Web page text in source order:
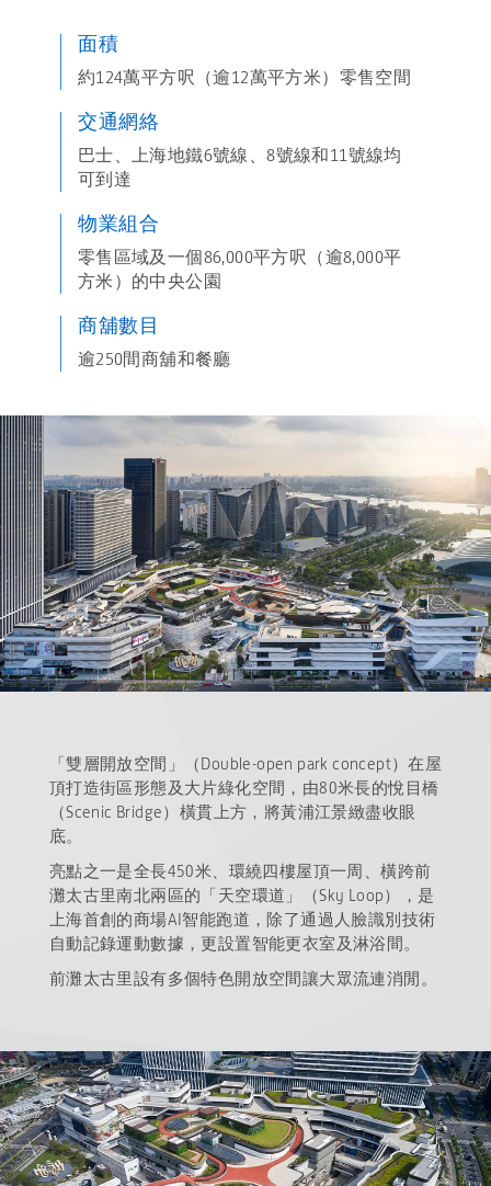
面積
約124萬平方呎（逾12萬平方米）零售空間
交通網絡
巴士、上海地鐵6號線、8號線和11號線均
可到達
物業組合
零售區域及一個86,000平方呎（逾8,000平
方米）的中央公園
商舖數目
逾250間商舖和餐廳
「雙層開放空間」（Double-open park concept）在屋
頂打造街區形態及大片綠化空間，由80米長的悅目橋
（Scenic Bridge）橫貫上方，將黃浦江景緻盡收眼
底。
亮點之一是全長450米、環繞四樓屋頂一周、橫跨前
灘太古里南北兩區的「天空環道」（Sky Loop），是
上海首創的商場AI智能跑道，除了通過人臉識別技術
自動記錄運動數據，更設置智能更衣室及淋浴間。
前灘太古里設有多個特色開放空間讓大眾流連消閒。